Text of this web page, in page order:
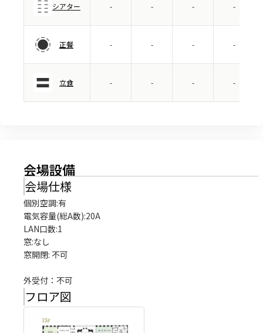
シアター - - - -
正餐 - - - -
立食 - - - -
会場設備
会場仕様
個別空調:有
電気容量(総A数):20A
LAN口数:1
窓:なし
窓開閉: 不可
外受付：不可
フロア図